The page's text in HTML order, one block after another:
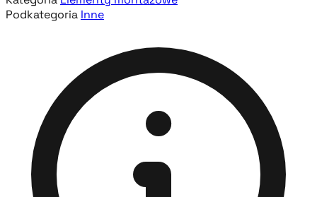
Podkategoria Inne